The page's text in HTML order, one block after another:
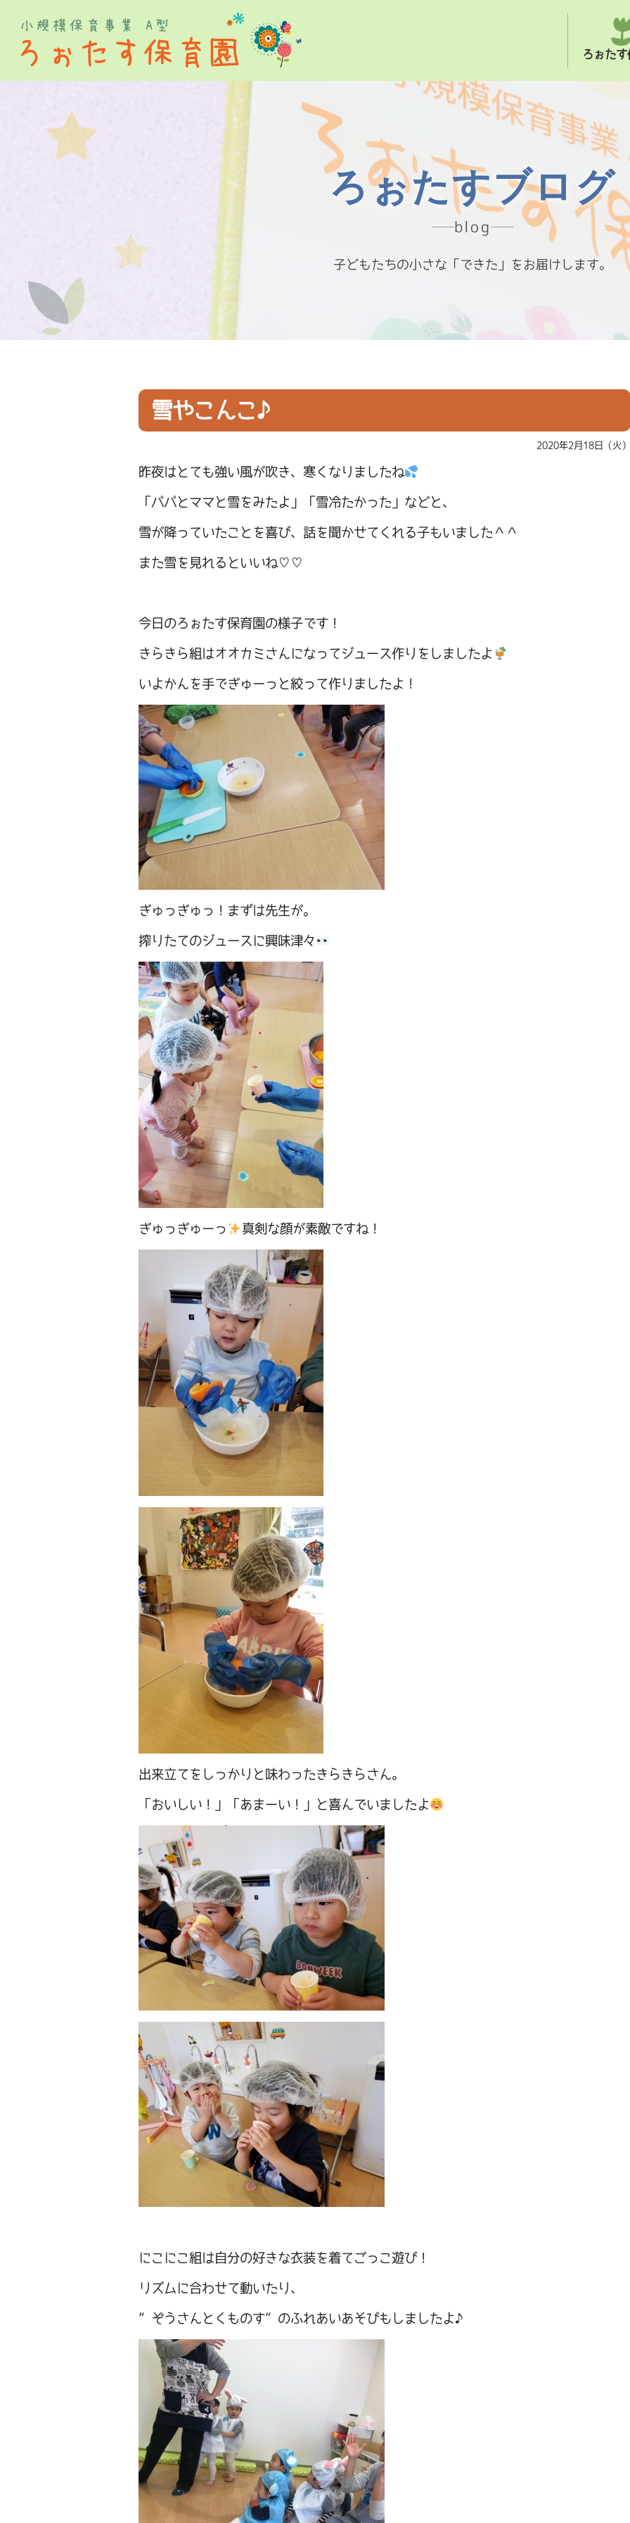
ろぉたす
ろぉたすブログ
blog
子どもたちの小さな「できた」をお届けします。
雪やこんこ♪
2020年2月18日（火）
昨夜はとても強い風が吹き、寒くなりましたね
「パパとママと雪をみたよ」「雪冷たかった」などと、
雪が降っていたことを喜び、話を聞かせてくれる子もいました＾＾
また雪を見れるといいね♡♡
今日のろぉたす保育園の様子です！
きらきら組はオオカミさんになってジュース作りをしましたよ
いよかんを手でぎゅーっと絞って作りましたよ！
ぎゅっぎゅっ！まずは先生が。
搾りたてのジュースに興味津々
ぎゅっぎゅーっ 真剣な顔が素敵ですね！
出来立てをしっかりと味わったきらきらさん。
「おいしい！」「あまーい！」と喜んでいましたよ
にこにこ組は自分の好きな衣装を着てごっこ遊び！
リズムに合わせて動いたり、
”ぞうさんとくものす”のふれあいあそびもしましたよ♪